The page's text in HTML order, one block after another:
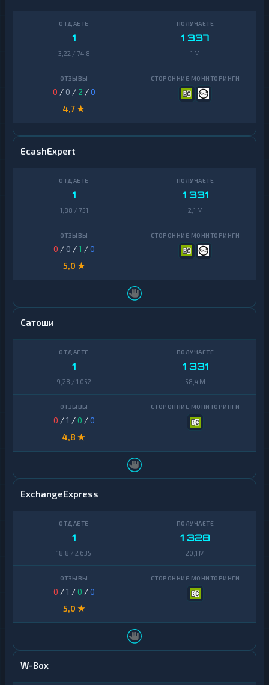
1
3,22 / 74,8
1 337
1 M
0 / 0 / 2 /0
4,7 ★
EcashExpert
1
1,88 / 751
1 331
2,1 M
0 / 0 /1 /0
5,0 ★
Сатоши
1
9,28 / 1 052
1 331
58,4 M
0 /1 /0 /0
4,8 ★
ExchangeExpress
1
18,8 / 2 635
1 328
20,1 M
0 /1 /0 /0
5,0 ★
W-Box